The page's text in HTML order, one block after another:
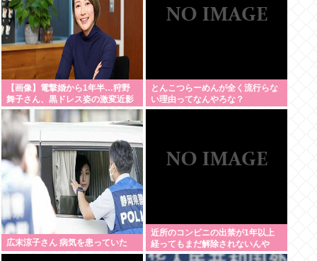
【画像】電撃婚から1年半…狩野
舞子さん、黒ドレス姿の激変近影
に衝撃！
とんこつらーめんが全く流行らな
い理由ってなんやろな？
広末涼子さん 病気を患っていた
近所のコンビニの出禁が1年以上
経ってもまだ解除されないんや
が…